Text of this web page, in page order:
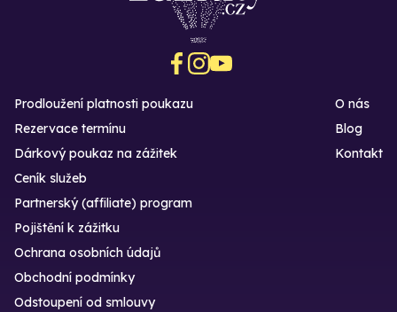
Prodloužení platnosti poukazu
Rezervace termínu
Dárkový poukaz na zážitek
O nás
Blog
Kontakt
Ceník služeb
Partnerský (affiliate) program
Pojištění k zážitku
Ochrana osobních údajů
Obchodní podmínky
Odstoupení od smlouvy